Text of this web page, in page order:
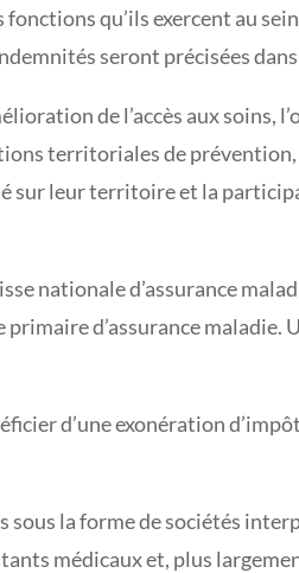
qu’ils exercent au
seront précisées
de l’accès aux soins,
territoriales de
sur leur territoire et la
nationale d’assurance
primaire d’assurance
d’une exonération
la forme de sociétés
médicaux et, plus